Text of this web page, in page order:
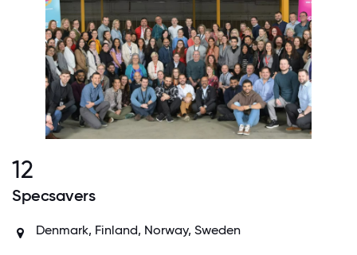
12
Specsavers
Denmark, Finland, Norway, Sweden